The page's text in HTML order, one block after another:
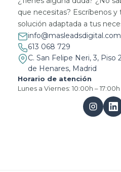
que necesitas? Escríbenos
solución adaptada a tus
info@masleadsdigital.com
613 068 729
C. San Felipe Neri, 3, Piso
de Henares, Madrid
Horario de atención
Lunes a Viernes: 10:00h – 17:00h